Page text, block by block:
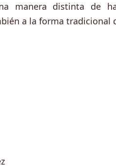
manera distinta de
a la forma tradicional